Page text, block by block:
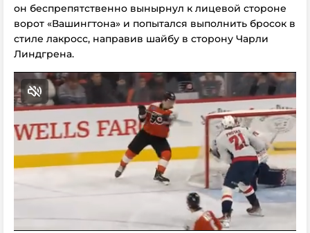
он беспрепятственно вынырнул к лицевой стороне
ворот «Вашингтона» и попытался выполнить бросок в
стиле лакросс, направив шайбу в сторону Чарли
Линдгрена.